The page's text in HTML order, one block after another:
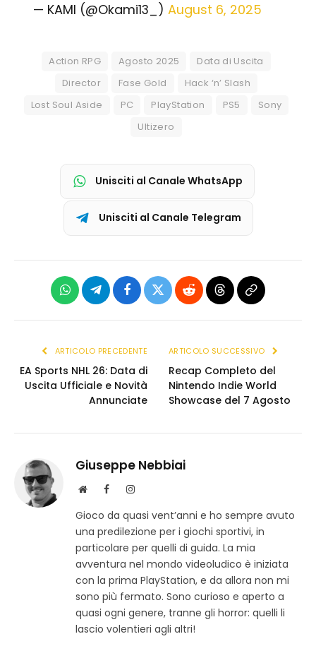
— KAMI (@Okami13_) August 6, 2025
Action RPG Agosto 2025
Data di Uscita
Director
Fase Gold
Hack ‘n’ Slash
Lost Soul Aside
PC PlayStation PS5
Sony
Ultizero
Unisciti al Canale WhatsApp
Unisciti al Canale Telegram
WhatsAppTelegramFacebook
X
Reddit ThreadsCopia
ARTICOLO PRECEDENTE
EA Sports NHL 26: Data di
Uscita Ufficiale e Novità
Annunciate
ARTICOLO SUCCESSIVO
Recap Completo del
Nintendo Indie World
Showcase del 7 Agosto
Giuseppe Nebbiai
S
t
o
w
F
c
e
b
k
I
s
t
a
m
Gioco da quasi vent’anni e ho sempre avuto
una predilezione per i giochi sportivi, in
particolare per quelli di guida. La mia
avventura nel mondo videoludico è iniziata
con la prima PlayStation, e da allora non mi
sono più fermato. Sono curioso e aperto a
quasi ogni genere, tranne gli horror: quelli li
lascio volentieri agli altri!